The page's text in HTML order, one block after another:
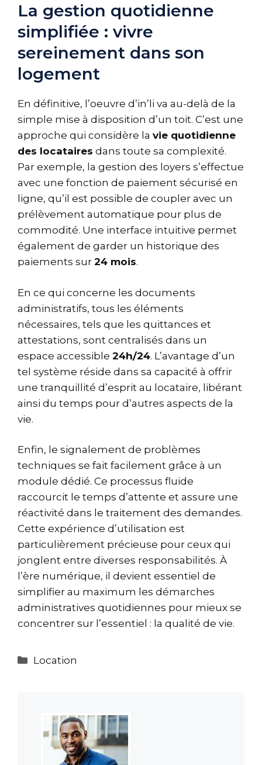
La gestion quotidienne
simplifiée : vivre
sereinement dans son
logement
En définitive, l’oeuvre d’in’li va au-delà de la
simple mise à disposition d’un toit. C’est une
approche qui considère la vie quotidienne
des locataires dans toute sa complexité.
Par exemple, la gestion des loyers s’effectue
avec une fonction de paiement sécurisé en
ligne, qu’il est possible de coupler avec un
prélèvement automatique pour plus de
commodité. Une interface intuitive permet
également de garder un historique des
paiements sur 24 mois.
En ce qui concerne les documents
administratifs, tous les éléments
nécessaires, tels que les quittances et
attestations, sont centralisés dans un
espace accessible 24h/24. L’avantage d’un
tel système réside dans sa capacité à offrir
une tranquillité d’esprit au locataire, libérant
ainsi du temps pour d’autres aspects de la
vie.
Enfin, le signalement de problèmes
techniques se fait facilement grâce à un
module dédié. Ce processus fluide
raccourcit le temps d’attente et assure une
réactivité dans le traitement des demandes.
Cette expérience d’utilisation est
particulièrement précieuse pour ceux qui
jonglent entre diverses responsabilités. À
l’ère numérique, il devient essentiel de
simplifier au maximum les démarches
administratives quotidiennes pour mieux se
concentrer sur l’essentiel : la qualité de vie.
Catégories
Location